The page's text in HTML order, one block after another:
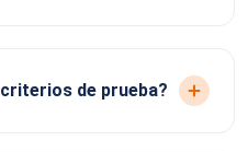
de prueba?